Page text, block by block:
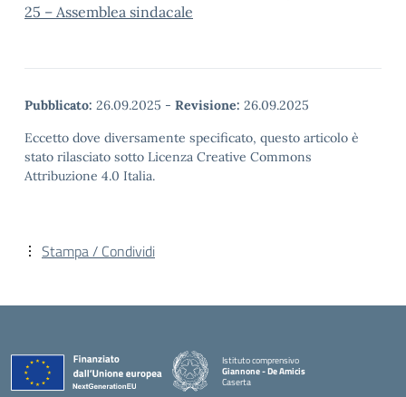
25 – Assemblea sindacale
Pubblicato: 26.09.2025 - Revisione: 26.09.2025
Eccetto dove diversamente specificato, questo articolo è
stato rilasciato sotto Licenza Creative Commons
Attribuzione 4.0 Italia.
Stampa / Condividi
Istituto comprensivo
Giannone - De Amicis
Caserta